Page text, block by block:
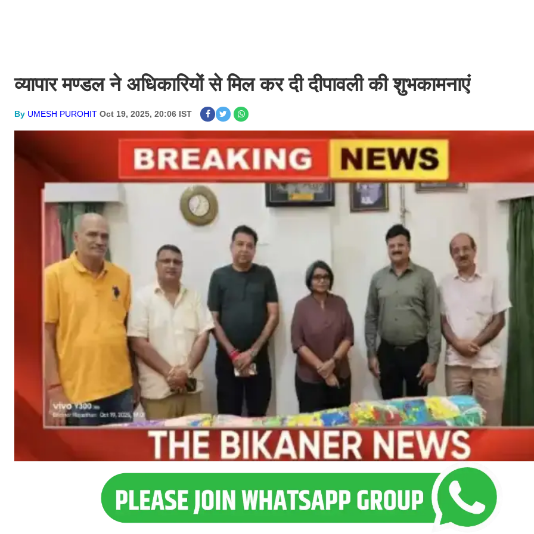
व्यापार मण्डल ने अधिकारियों से मिल कर दी दीपावली की शुभकामनाएं
By UMESH PUROHIT Oct 19, 2025, 20:06 IST